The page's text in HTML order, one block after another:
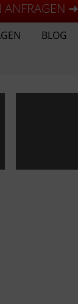
ANFRAGEN ➜
BLOG